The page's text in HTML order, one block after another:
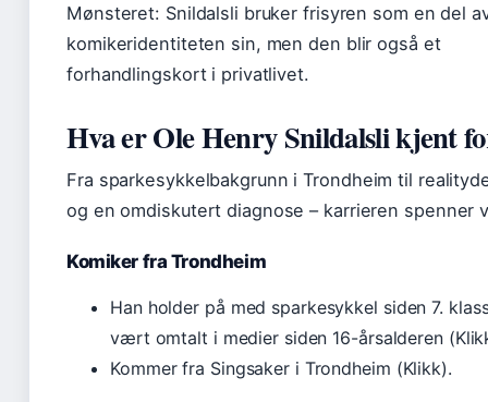
Mønsteret: Snildalsli bruker frisyren som en del
komikeridentiteten sin, men den blir også et
forhandlingskort i privatlivet.
Hva er Ole Henry Snildalsli kjent
Fra sparkesykkelbakgrunn i Trondheim til
og en omdiskutert diagnose – karrieren spenner
Komiker fra Trondheim
Han holder på med sparkesykkel siden 7.
vært omtalt i medier siden 16-årsalderen
Kommer fra Singsaker i Trondheim (Klikk).